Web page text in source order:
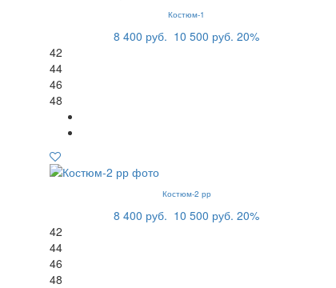
Костюм-1
8 400 руб. 10 500 руб. 20%
42
44
46
48
Костюм-2 рр
8 400 руб. 10 500 руб. 20%
42
44
46
48